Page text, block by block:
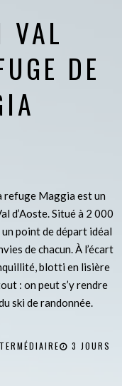
VAL
DE
refuge Maggia est un
d’Aoste. Situé à 2 000
point de départ idéal
de chacun. À l’écart
blotti en lisière
: on peut s’y rendre
ski de randonnée.
3 JOURS